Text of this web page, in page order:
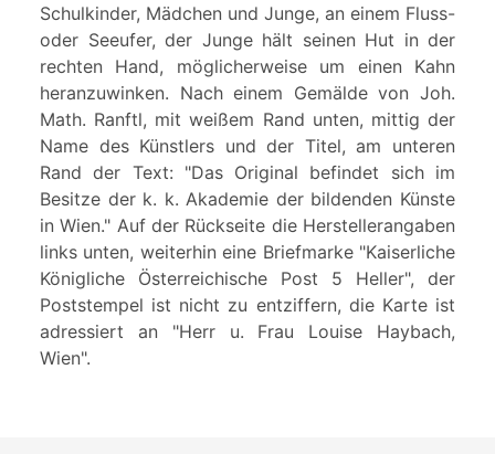
Schulkinder, Mädchen und Junge, an einem Fluss-
oder Seeufer, der Junge hält seinen Hut in der
rechten Hand, möglicherweise um einen Kahn
heranzuwinken. Nach einem Gemälde von Joh.
Math. Ranftl, mit weißem Rand unten, mittig der
Name des Künstlers und der Titel, am unteren
Rand der Text: "Das Original befindet sich im
Besitze der k. k. Akademie der bildenden Künste
in Wien." Auf der Rückseite die Herstellerangaben
links unten, weiterhin eine Briefmarke "Kaiserliche
Königliche Österreichische Post 5 Heller", der
Poststempel ist nicht zu entziffern, die Karte ist
adressiert an "Herr u. Frau Louise Haybach,
Wien".